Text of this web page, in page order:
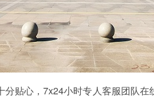
贴心，7x24小时专人客服团队